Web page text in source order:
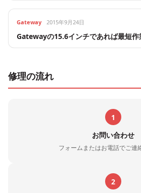
Gateway 2015年9月24日
Gatewayの15.6インチであれば最短作
修理の流れ
1
お問い合わせ
フォームまたはお電話でご連
2